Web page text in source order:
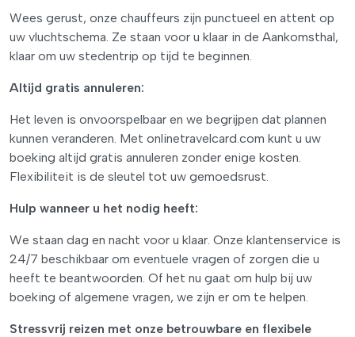
Wees gerust, onze chauffeurs zijn punctueel en attent op
uw vluchtschema. Ze staan voor u klaar in de Aankomsthal,
klaar om uw stedentrip op tijd te beginnen.
Altijd gratis annuleren:
Het leven is onvoorspelbaar en we begrijpen dat plannen
kunnen veranderen. Met onlinetravelcard.com kunt u uw
boeking altijd gratis annuleren zonder enige kosten.
Flexibiliteit is de sleutel tot uw gemoedsrust.
Hulp wanneer u het nodig heeft:
We staan dag en nacht voor u klaar. Onze klantenservice is
24/7 beschikbaar om eventuele vragen of zorgen die u
heeft te beantwoorden. Of het nu gaat om hulp bij uw
boeking of algemene vragen, we zijn er om te helpen.
Stressvrij reizen met onze betrouwbare en flexibele